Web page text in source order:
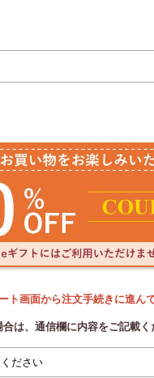
ト画面から注文手続きに進ん
は、通信欄に内容をご記載く